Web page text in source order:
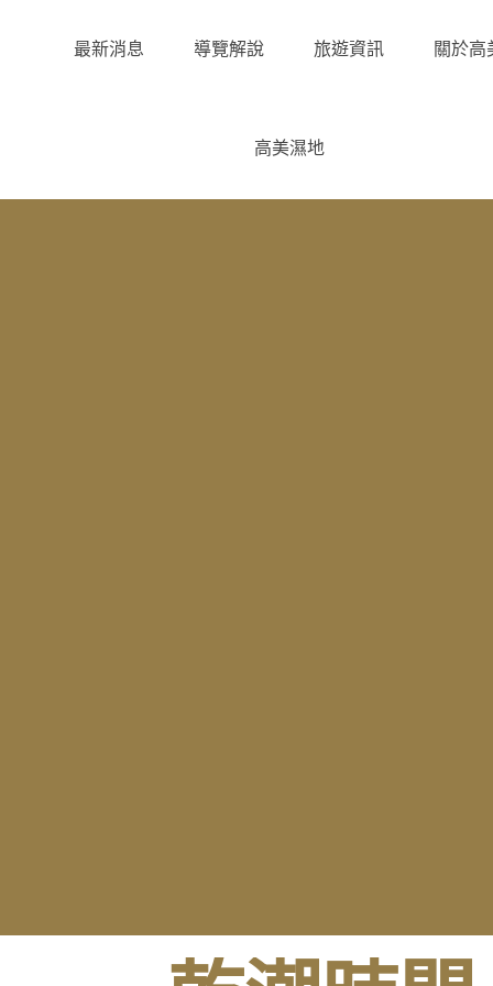
最新消息 導覽解說 旅遊資訊 關於高
高美濕地